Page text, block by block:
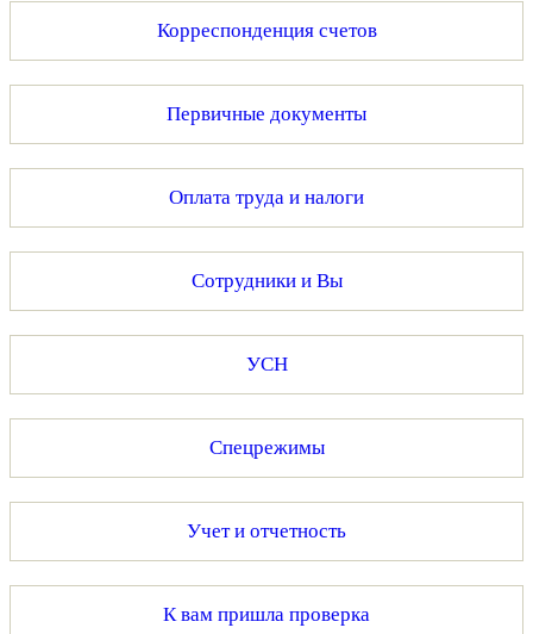
Корреспонденция счетов
Первичные документы
Оплата труда и налоги
Сотрудники и Вы
УСН
Спецрежимы
Учет и отчетность
К вам пришла проверка